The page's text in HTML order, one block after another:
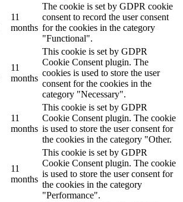
11
months
The cookie is set by GDPR cookie
consent to record the user consent
for the cookies in the category
"Functional".
11
months
This cookie is set by GDPR
Cookie Consent plugin. The
cookies is used to store the user
consent for the cookies in the
category "Necessary".
11
months
This cookie is set by GDPR
Cookie Consent plugin. The cookie
is used to store the user consent for
the cookies in the category "Other.
11
months
This cookie is set by GDPR
Cookie Consent plugin. The cookie
is used to store the user consent for
the cookies in the category
"Performance".